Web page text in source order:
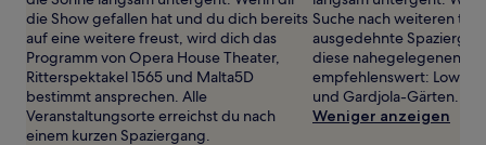
die Show gefallen hat und du dich bereits
auf eine weitere freust, wird dich das
Programm von Opera House Theater,
Ritterspektakel 1565 und Malta5D
bestimmt ansprechen. Alle
Veranstaltungsorte erreichst du nach
einem kurzen Spaziergang.
Suche nach weiteren
ausgedehnte
diese nahegelegenen
empfehlenswert: Lower
und Gardjola-Gärten.
Weniger anzeigen